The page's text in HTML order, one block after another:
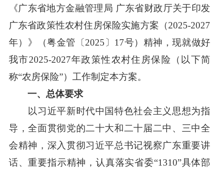
《广东省地方金融管理局 广东省财政厅关于印发
广东省政策性农村住房保险实施方案（2025-2027
年）》（粤金管〔2025〕17号）精神，现就做好
我市2025-2027年政策性农村住房保险（以下简
称“农房保险”）工作制定本方案。
一、总体要求
以习近平新时代中国特色社会主义思想为指
导，全面贯彻党的二十大和二十届二中、三中全
会精神，深入贯彻习近平总书记视察广东重要讲
话、重要指示精神，认真落实省委“1310”具体部